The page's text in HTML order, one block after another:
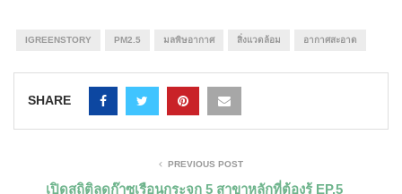
IGREENSTORY PM2.5 มลพิษอากาศ สิ่งแวดล้อม อากาศสะอาด
SHARE
PREVIOUS POST
เปิดสถิติลดก๊าซเรือนกระจก 5 สาขาหลักที่ต้องรู้ EP.5